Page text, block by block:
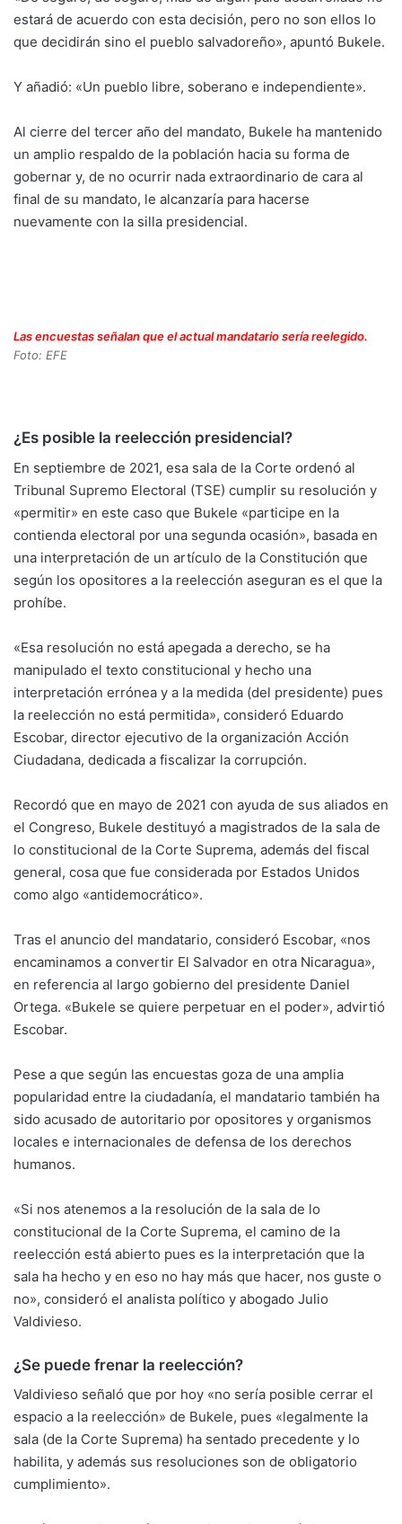
estará de acuerdo con esta decisión, pero no son ellos lo
que decidirán sino el pueblo salvadoreño», apuntó Bukele.
Y añadió: «Un pueblo libre, soberano e independiente».
Al cierre del tercer año del mandato, Bukele ha mantenido
un amplio respaldo de la población hacia su forma de
gobernar y, de no ocurrir nada extraordinario de cara al
final de su mandato, le alcanzaría para hacerse
nuevamente con la silla presidencial.
Las encuestas señalan que el actual mandatario sería reelegido.
Foto: EFE
¿Es posible la reelección presidencial?
En septiembre de 2021, esa sala de la Corte ordenó al
Tribunal Supremo Electoral (TSE) cumplir su resolución y
«permitir» en este caso que Bukele «participe en la
contienda electoral por una segunda ocasión», basada en
una interpretación de un artículo de la Constitución que
según los opositores a la reelección aseguran es el que la
prohíbe.
«Esa resolución no está apegada a derecho, se ha
manipulado el texto constitucional y hecho una
interpretación errónea y a la medida (del presidente) pues
la reelección no está permitida», consideró Eduardo
Escobar, director ejecutivo de la organización Acción
Ciudadana, dedicada a fiscalizar la corrupción.
Recordó que en mayo de 2021 con ayuda de sus aliados en
el Congreso, Bukele destituyó a magistrados de la sala de
lo constitucional de la Corte Suprema, además del fiscal
general, cosa que fue considerada por Estados Unidos
como algo «antidemocrático».
Tras el anuncio del mandatario, consideró Escobar, «nos
encaminamos a convertir El Salvador en otra Nicaragua»,
en referencia al largo gobierno del presidente Daniel
Ortega. «Bukele se quiere perpetuar en el poder», advirtió
Escobar.
Pese a que según las encuestas goza de una amplia
popularidad entre la ciudadanía, el mandatario también ha
sido acusado de autoritario por opositores y organismos
locales e internacionales de defensa de los derechos
humanos.
«Si nos atenemos a la resolución de la sala de lo
constitucional de la Corte Suprema, el camino de la
reelección está abierto pues es la interpretación que la
sala ha hecho y en eso no hay más que hacer, nos guste o
no», consideró el analista político y abogado Julio
Valdivieso.
¿Se puede frenar la reelección?
Valdivieso señaló que por hoy «no sería posible cerrar el
espacio a la reelección» de Bukele, pues «legalmente la
sala (de la Corte Suprema) ha sentado precedente y lo
habilita, y además sus resoluciones son de obligatorio
cumplimiento».